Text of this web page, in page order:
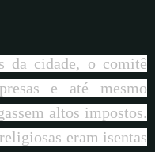
da cidade, o comitê
e até mesmo
altos impostos.
eram isentas